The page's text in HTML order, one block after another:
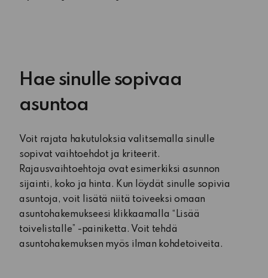
Hae sinulle sopivaa
asuntoa
Voit rajata hakutuloksia valitsemalla sinulle
sopivat vaihtoehdot ja kriteerit.
Rajausvaihtoehtoja ovat esimerkiksi asunnon
sijainti, koko ja hinta. Kun löydät sinulle sopivia
asuntoja, voit lisätä niitä toiveeksi omaan
asuntohakemukseesi klikkaamalla “Lisää
toivelistalle” -painiketta. Voit tehdä
asuntohakemuksen myös ilman kohdetoiveita.